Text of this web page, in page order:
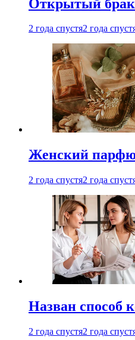
Открытый
2 года спустя2 года
Женский
2 года спустя2 года
Назван способ
2 года спустя2 года